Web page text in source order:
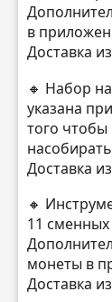
в
Доставка
🔸 Набор
указана
того чтобы
Доставка
🔸
11 сменных
монеты в
Доставка